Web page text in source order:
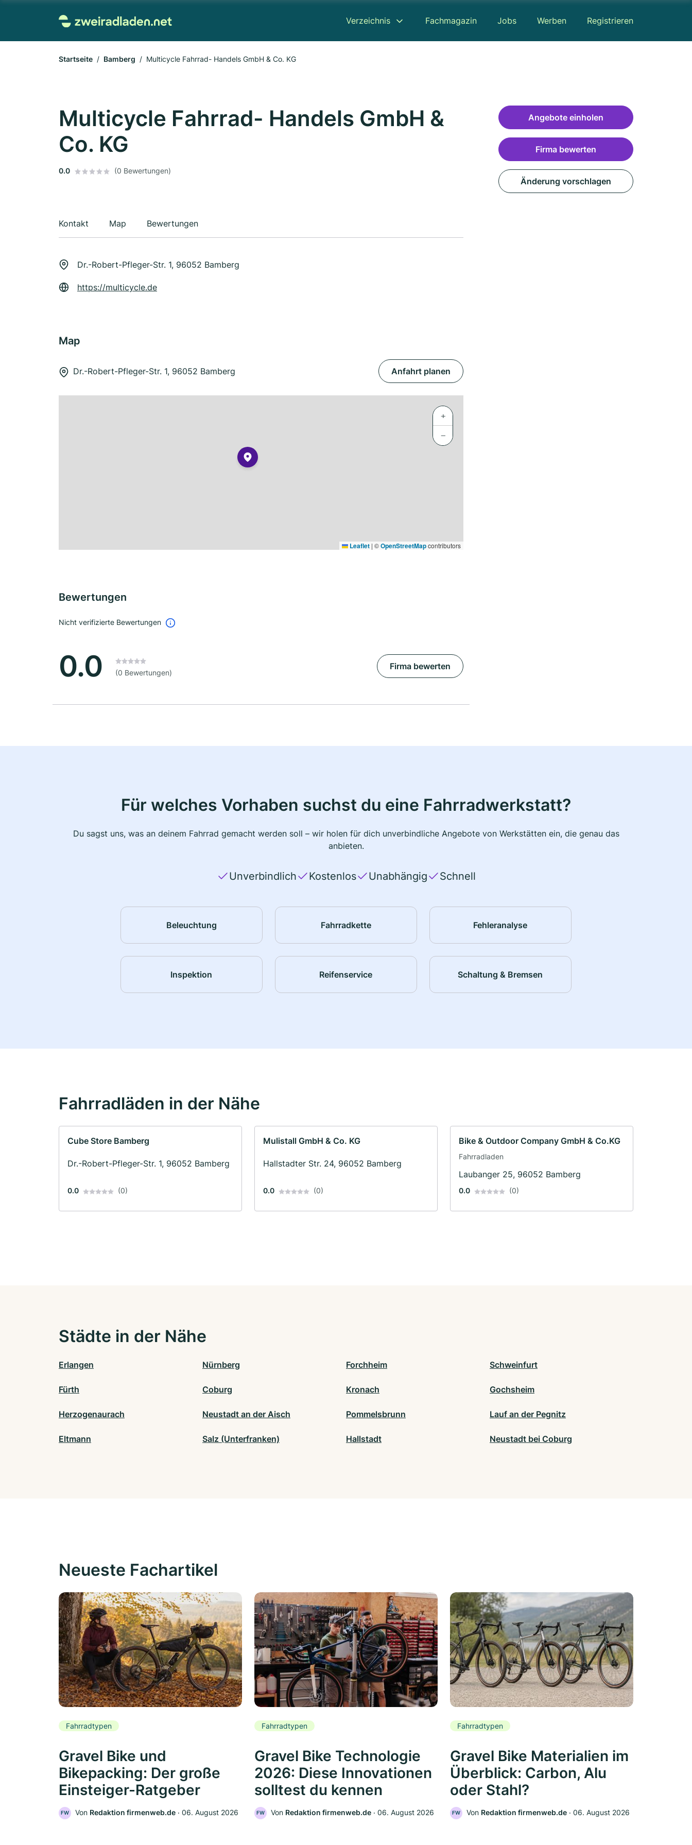
Verzeichnis Fachmagazin Jobs Werben Registrieren
Startseite Bamberg Multicycle Fahrrad- Handels GmbH & Co. KG
Multicycle Fahrrad- Handels GmbH &
Co. KG
0.0 (0 Bewertungen)
Kontakt Map Bewertungen
Dr.-Robert-Pfleger-Str. 1, 96052 Bamberg
https://multicycle.de
Map
Dr.-Robert-Pfleger-Str. 1, 96052 Bamberg Anfahrt planen
+
−
Leaflet | ©OpenStreetMapcontributors
Bewertungen
Nicht verifizierte Bewertungen
0.0 (0 Bewertungen)
Firma bewerten
Angebote einholen
Firma bewerten
Änderung vorschlagen
Für welches Vorhaben suchst du eine Fahrradwerkstatt?
Du sagst uns, was an deinem Fahrrad gemacht werden soll – wir holen für dich unverbindliche Angebote von Werkstätten ein, die genau das
anbieten.
Unverbindlich Kostenlos Unabhängig Schnell
Beleuchtung Fahrradkette Fehleranalyse
Inspektion Reifenservice Schaltung & Bremsen
Fahrradläden in der Nähe
Cube Store Bamberg
Dr.-Robert-Pfleger-Str. 1, 96052 Bamberg
0.0 (0)
Mulistall GmbH & Co. KG
Hallstadter Str. 24, 96052 Bamberg
0.0 (0)
Bike & Outdoor Company GmbH & Co.KG
Fahrradladen
Laubanger 25, 96052 Bamberg
0.0 (0)
Städte in der Nähe
Erlangen Nürnberg Forchheim Schweinfurt
Fürth Coburg Kronach Gochsheim
Herzogenaurach Neustadt an der Aisch Pommelsbrunn Lauf an der Pegnitz
Eltmann Salz (Unterfranken) Hallstadt Neustadt bei Coburg
Neueste Fachartikel
Fahrradtypen
Gravel Bike und
Bikepacking: Der große
Einsteiger-Ratgeber
FW Von Redaktion firmenweb.de ‧ 06. August 2026
Fahrradtypen
Gravel Bike Technologie
2026: Diese Innovationen
solltest du kennen
FW Von Redaktion firmenweb.de ‧ 06. August 2026
Fahrradtypen
Gravel Bike Materialien im
Überblick: Carbon, Alu
oder Stahl?
FW Von Redaktion firmenweb.de ‧ 06. August 2026